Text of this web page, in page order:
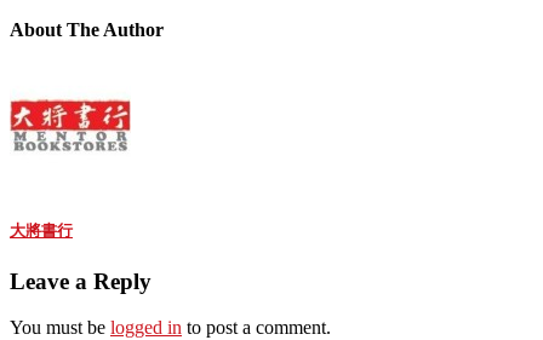
About The Author
大將書行
Leave a Reply
You must be logged in to post a comment.